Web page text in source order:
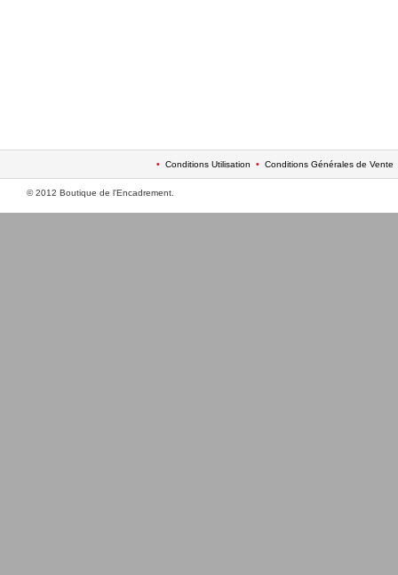
• Conditions Utilisation • Conditions Générales de Vente
© 2012 Boutique de l'Encadrement.